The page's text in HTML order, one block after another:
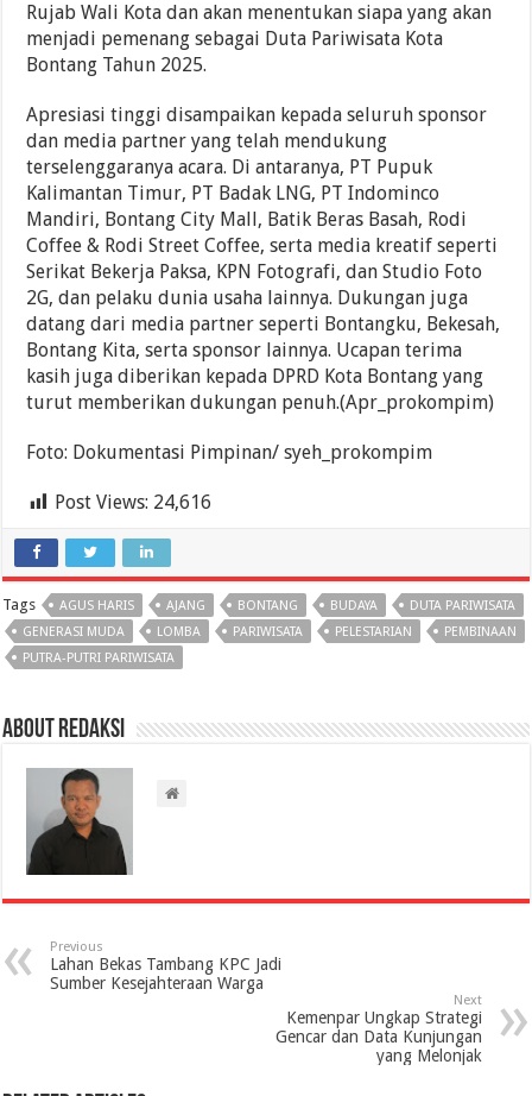
Rujab Wali Kota dan akan menentukan siapa yang akan
menjadi pemenang sebagai Duta Pariwisata Kota
Bontang Tahun 2025.
Apresiasi tinggi disampaikan kepada seluruh sponsor
dan media partner yang telah mendukung
terselenggaranya acara. Di antaranya, PT Pupuk
Kalimantan Timur, PT Badak LNG, PT Indominco
Mandiri, Bontang City Mall, Batik Beras Basah, Rodi
Coffee & Rodi Street Coffee, serta media kreatif seperti
Serikat Bekerja Paksa, KPN Fotografi, dan Studio Foto
2G, dan pelaku dunia usaha lainnya. Dukungan juga
datang dari media partner seperti Bontangku, Bekesah,
Bontang Kita, serta sponsor lainnya. Ucapan terima
kasih juga diberikan kepada DPRD Kota Bontang yang
turut memberikan dukungan penuh.(Apr_prokompim)
Foto: Dokumentasi Pimpinan/ syeh_prokompim
Post Views: 24,616
Tags AGUS HARIS AJANG BONTANG BUDAYA
DUTA PARIWISATA
GENERASI MUDA
LOMBA PARIWISATA PELESTARIAN
PEMBINAAN
PUTRA-PUTRI PARIWISATA
About Redaksi
Previous
Lahan Bekas Tambang KPC Jadi
Sumber Kesejahteraan Warga
Next
Kemenpar Ungkap Strategi
Gencar dan Data Kunjungan
yang Melonjak